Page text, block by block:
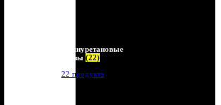
Полиуретановые
линзы (22)
22 продукта